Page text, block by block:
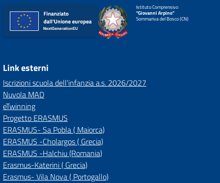
Istituto Comprensivo
“Giovanni Arpino”
Sommariva del Bosco (CN)
Link esterni
Iscrizioni scuola dell'infanzia a.s. 2026/2027
Nuvola MAD
eTwinning
Progetto ERASMUS
ERASMUS- Sa Pobla ( Maiorca)
ERASMUS -Cholargos ( Grecia)
ERASMUS -Halchiu (Romania)
Erasmus-Katerini ( Grecia)
Erasmus- Vila Nova ( Portogallo)